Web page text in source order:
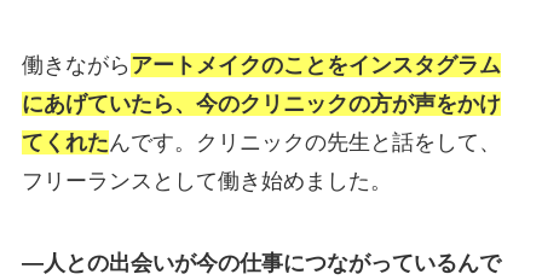
働きながら アートメイクのことをインスタグラム
にあげていたら、今のクリニックの方が声をかけ
てくれたんです。クリニックの先生と話をして、
フリーランスとして働き始めました。
―人との出会いが今の仕事につながっているんで